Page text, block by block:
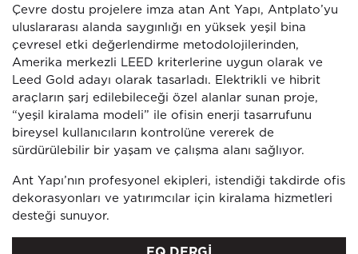
Çevre dostu projelere imza atan Ant Yapı, Antplato’yu
uluslararası alanda saygınlığı en yüksek yeşil bina
çevresel etki değerlendirme metodolojilerinden,
Amerika merkezli LEED kriterlerine uygun olarak ve
Leed Gold adayı olarak tasarladı. Elektrikli ve hibrit
araçların şarj edilebileceği özel alanlar sunan proje,
“yeşil kiralama modeli” ile ofisin enerji tasarrufunu
bireysel kullanıcıların kontrolüne vererek de
sürdürülebilir bir yaşam ve çalışma alanı sağlıyor.
Ant Yapı’nın profesyonel ekipleri, istendiği takdirde ofis
dekorasyonları ve yatırımcılar için kiralama hizmetleri
desteği sunuyor.